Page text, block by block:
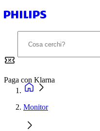
Paga con Klarna
Monitor